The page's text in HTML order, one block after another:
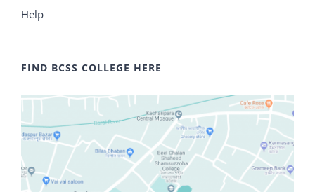
Help
FIND BCSS COLLEGE HERE